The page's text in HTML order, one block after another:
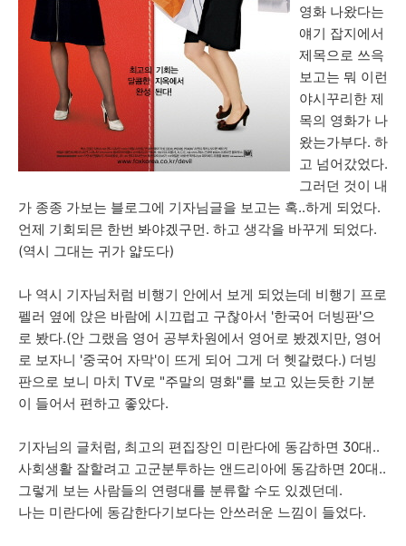
영화 나왔다는
얘기 잡지에서
제목으로 쓰윽
보고는 뭐 이런
야시꾸리한 제
목의 영화가 나
왔는가부다. 하
고 넘어갔었다.
그러던 것이 내
가 종종 가보는 블로그에 기자님글을 보고는 혹..하게 되었다.
언제 기회되믄 한번 봐야겠구먼. 하고 생각을 바꾸게 되었다.
(역시 그대는 귀가 얇도다)
나 역시 기자님처럼 비행기 안에서 보게 되었는데 비행기 프로
펠러 옆에 앉은 바람에 시끄럽고 구찮아서 '한국어 더빙판'으
로 봤다.(안 그랬음 영어 공부차원에서 영어로 봤겠지만, 영어
로 보자니 '중국어 자막'이 뜨게 되어 그게 더 헷갈렸다.) 더빙
판으로 보니 마치 TV로 "주말의 명화"를 보고 있는듯한 기분
이 들어서 편하고 좋았다.
기자님의 글처럼, 최고의 편집장인 미란다에 동감하면 30대..
사회생활 잘할려고 고군분투하는 앤드리아에 동감하면 20대..
그렇게 보는 사람들의 연령대를 분류할 수도 있겠던데.
나는 미란다에 동감한다기보다는 안쓰러운 느낌이 들었다.